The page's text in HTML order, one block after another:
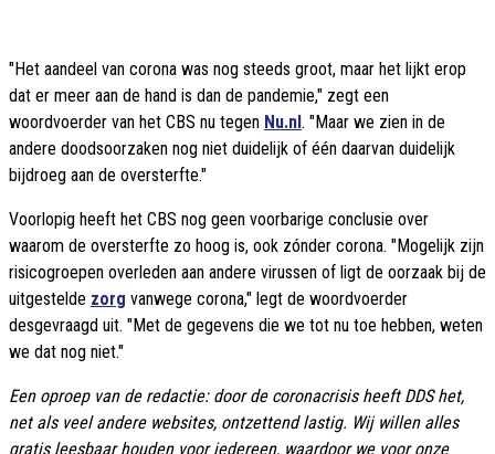
"Het aandeel van corona was nog steeds groot, maar het lijkt erop
dat er meer aan de hand is dan de pandemie," zegt een
woordvoerder van het CBS nu tegen Nu.nl . "Maar we zien in de
andere doodsoorzaken nog niet duidelijk of één daarvan duidelijk
bijdroeg aan de oversterfte."
Voorlopig heeft het CBS nog geen voorbarige conclusie over
waarom de oversterfte zo hoog is, ook zónder corona. "Mogelijk zijn
risicogroepen overleden aan andere virussen of ligt de oorzaak bij de
uitgestelde zorg vanwege corona," legt de woordvoerder
desgevraagd uit. "Met de gegevens die we tot nu toe hebben, weten
we dat nog niet."
Een oproep van de redactie: door de coronacrisis heeft DDS het,
net als veel andere websites, ontzettend lastig. Wij willen alles
gratis leesbaar houden voor iedereen, waardoor we voor onze